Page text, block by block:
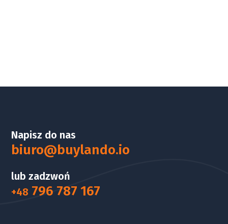
Napisz do nas
biuro@buylando.io
lub zadzwoń
+48 796 787 167